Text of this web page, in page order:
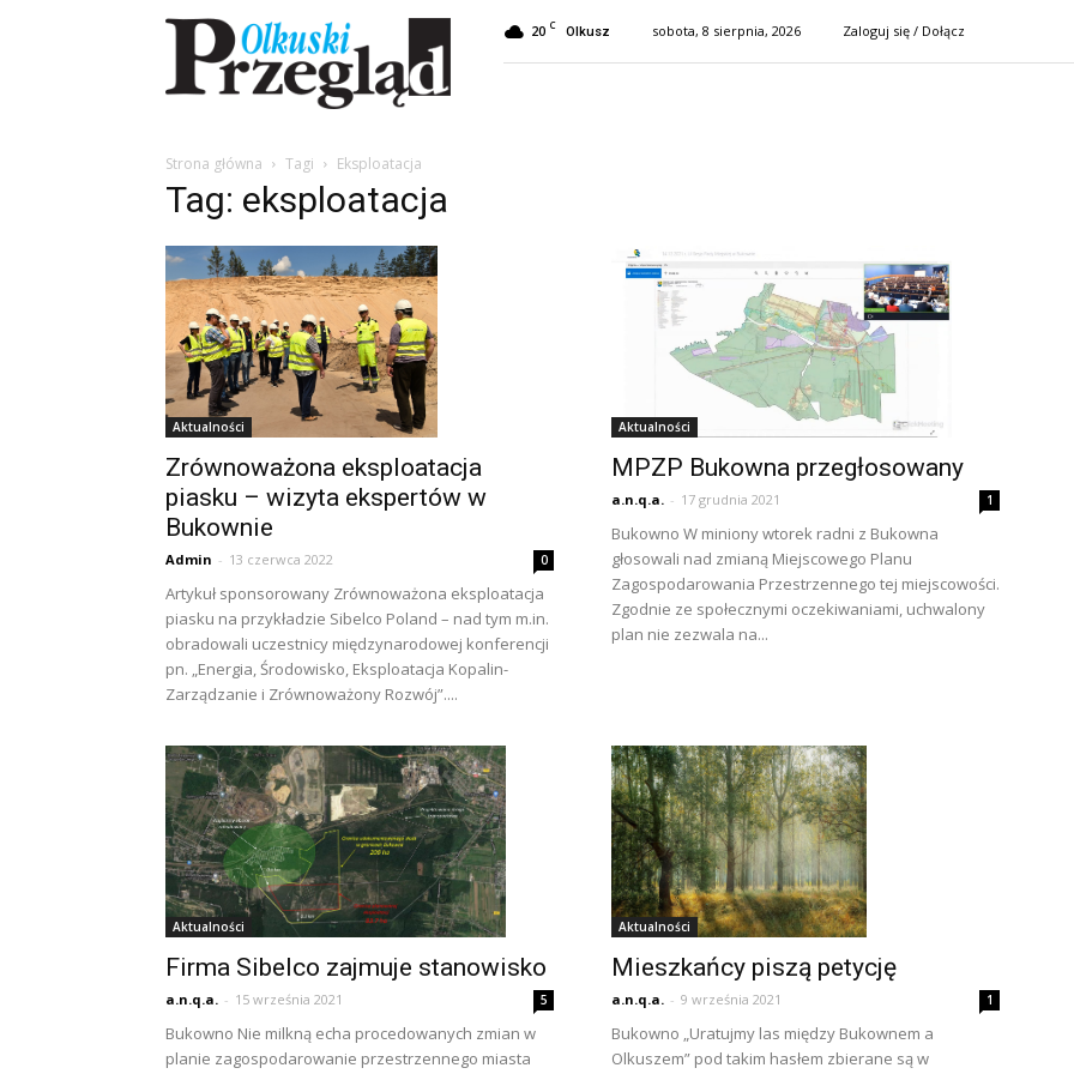
Przegląd
Olkuski
20 C Olkusz sobota, 8 sierpnia, 2026 Zaloguj się / Dołącz
Strona główna Tagi Eksploatacja
Tag: eksploatacja
Aktualności
Zrównoważona eksploatacja
piasku – wizyta ekspertów w
Bukownie
Admin - 13 czerwca 2022 0
Artykuł sponsorowany Zrównoważona eksploatacja
piasku na przykładzie Sibelco Poland – nad tym m.in.
obradowali uczestnicy międzynarodowej konferencji
pn. „Energia, Środowisko, Eksploatacja Kopalin-
Zarządzanie i Zrównoważony Rozwój”....
Aktualności
MPZP Bukowna przegłosowany
a.n.q.a. - 17 grudnia 2021 1
Bukowno W miniony wtorek radni z Bukowna
głosowali nad zmianą Miejscowego Planu
Zagospodarowania Przestrzennego tej miejscowości.
Zgodnie ze społecznymi oczekiwaniami, uchwalony
plan nie zezwala na...
Aktualności
Firma Sibelco zajmuje stanowisko
a.n.q.a. - 15 września 2021 5
Bukowno Nie milkną echa procedowanych zmian w
planie zagospodarowanie przestrzennego miasta
Aktualności
Mieszkańcy piszą petycję
a.n.q.a. - 9 września 2021 1
Bukowno „Uratujmy las między Bukownem a
Olkuszem” pod takim hasłem zbierane są w